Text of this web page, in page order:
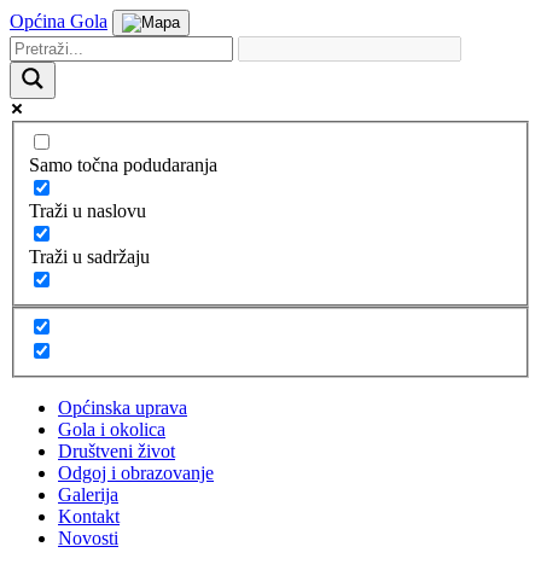
Općina Gola
Samo točna podudaranja
Traži u naslovu
Traži u sadržaju
Općinska uprava
Gola i okolica
Društveni život
Odgoj i obrazovanje
Galerija
Kontakt
Novosti